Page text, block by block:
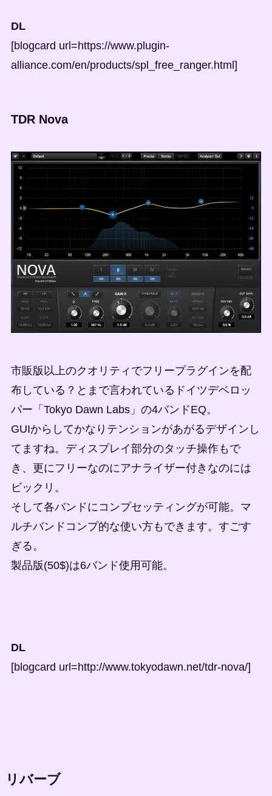
DL
[blogcard url=https://www.plugin-
alliance.com/en/products/spl_free_ranger.html]
TDR Nova
市販版以上のクオリティでフリープラグインを配
布している？とまで言われているドイツデベロッ
パー「Tokyo Dawn Labs」の4バンドEQ。
GUIからしてかなりテンションがあがるデザインし
てますね。ディスプレイ部分のタッチ操作もで
き、更にフリーなのにアナライザー付きなのには
ビックリ。
そして各バンドにコンプセッティングが可能。マ
ルチバンドコンプ的な使い方もできます。すごす
ぎる。
製品版(50$)は6バンド使用可能。
DL
[blogcard url=http://www.tokyodawn.net/tdr-nova/]
リバーブ